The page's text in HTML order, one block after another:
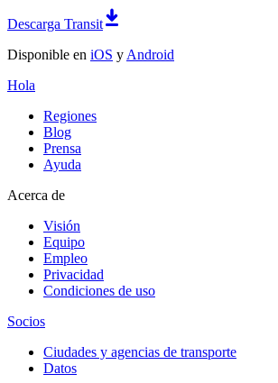
Descarga Transit
Disponible en iOS y Android
Hola
Regiones
Blog
Prensa
Ayuda
Acerca de
Visión
Equipo
Empleo
Privacidad
Condiciones de uso
Socios
Ciudades y agencias de transporte
Datos